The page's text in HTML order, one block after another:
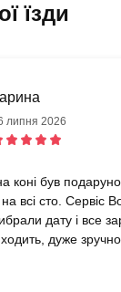
їзди
липня 2026
коні був
всі сто. Сервіс
дату і все
дуже